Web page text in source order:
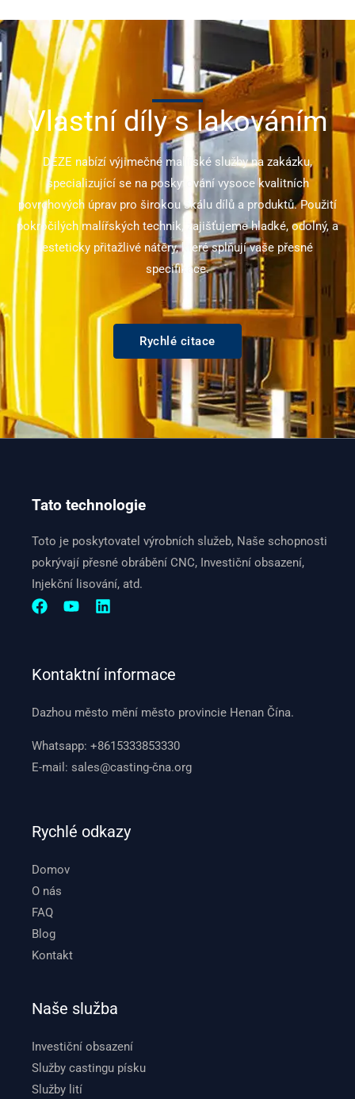
Vlastní díly s lakováním
DEZE nabízí výjimečné malířské služby na zakázku,
specializující se na poskytování vysoce kvalitních
povrchových úprav pro širokou škálu dílů a produktů. Použití
pokročilých malířských technik, zajišťujeme hladké, odolný, a
esteticky přitažlivé nátěry, které splňují vaše přesné
specifikace.
Rychlé citace
Tato technologie
Toto je poskytovatel výrobních služeb, Naše schopnosti
pokrývají přesné obrábění CNC, Investiční obsazení,
Injekční lisování, atd.
Kontaktní informace
Dazhou město mění město provincie Henan Čína.
Whatsapp:+8615333853330
E-mail:sales@casting-čna.org
Rychlé odkazy
Domov
O nás
FAQ
Blog
Kontakt
Naše služba
Investiční obsazení
Služby castingu písku
Služby lití